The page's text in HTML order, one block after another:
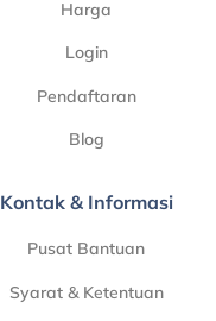
Harga
Login
Pendaftaran
Blog
Kontak & Informasi
Pusat Bantuan
Syarat & Ketentuan